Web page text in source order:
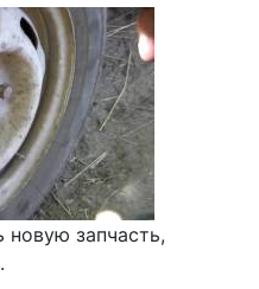
новую запчасть,